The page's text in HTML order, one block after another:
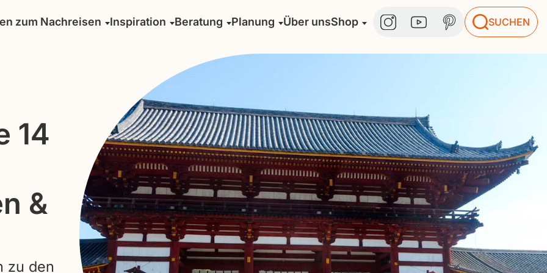
zum Nachreisen Inspiration Beratung Planung Über unsShop SUCHEN
14
&
zu den